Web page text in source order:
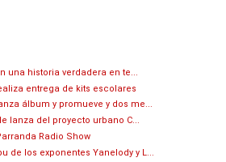
una historia verdadera en te...
entrega de kits escolares
álbum y promueve y dos me...
lanza del proyecto urbano C...
Radio Show
de los exponentes Yanelody y L...